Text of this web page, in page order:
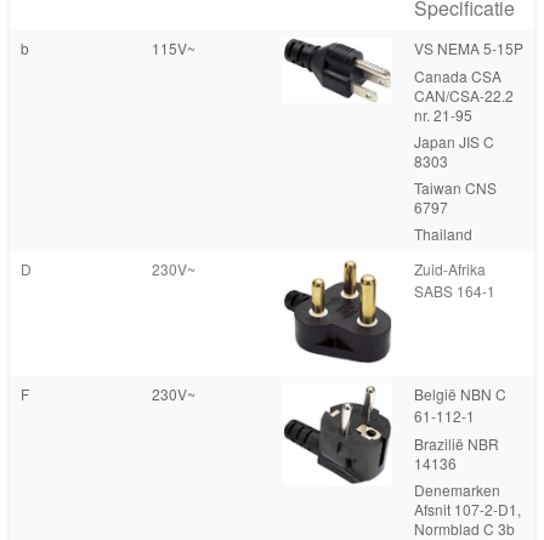
Specificatie
b 115V~
VS NEMA 5-15P
Canada CSA
CAN/CSA-22.2
nr. 21-95
Japan JIS C
8303
Taiwan CNS
6797
Thailand
D
230V~
Zuid-Afrika
SABS 164-1
F 230V~
België NBN C
61-112-1
Brazilië NBR
14136
Denemarken
Afsnit 107-2-D1,
Normblad C 3b